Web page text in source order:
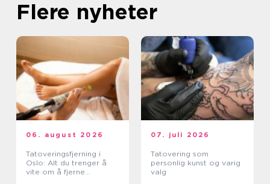
Flere nyheter
06. august 2026
Tatoveringsfjerning i
Oslo: Alt du trenger å
vite om å fjerne
07. juli 2026
Tatovering som
personlig kunst og varig
valg